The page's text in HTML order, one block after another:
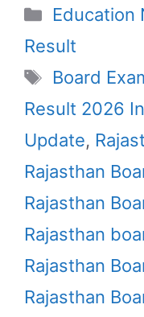
Categories
Education
Result
Tags
Board
Result 2026
Update,
Rajasthan
Rajasthan
Rajasthan
Rajasthan
Rajasthan